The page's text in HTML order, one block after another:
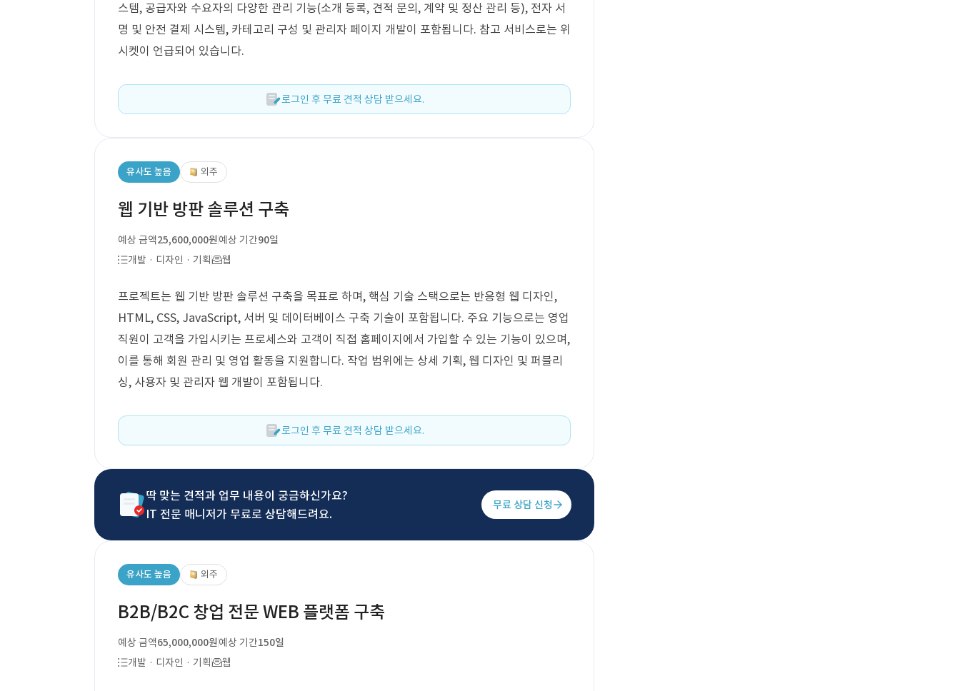
스템, 공급자와 수요자의 다양한 관리 기능(소개 등록, 견적 문의, 계약 및 정산 관리 등), 전자 서
명 및 안전 결제 시스템, 카테고리 구성 및 관리자 페이지 개발이 포함됩니다. 참고 서비스로는 위
시켓이 언급되어 있습니다.
로그인 후 무료 견적 상담 받으세요.
유사도 높음 외주
웹 기반 방판 솔루션 구축
예상 금액25,600,000원예상 기간90일
개발 · 디자인 · 기획
웹
프로젝트는 웹 기반 방판 솔루션 구축을 목표로 하며, 핵심 기술 스택으로는 반응형 웹 디자인,
HTML, CSS, JavaScript, 서버 및 데이터베이스 구축 기술이 포함됩니다. 주요 기능으로는 영업
직원이 고객을 가입시키는 프로세스와 고객이 직접 홈페이지에서 가입할 수 있는 기능이 있으며,
이를 통해 회원 관리 및 영업 활동을 지원합니다. 작업 범위에는 상세 기획, 웹 디자인 및 퍼블리
싱, 사용자 및 관리자 웹 개발이 포함됩니다.
로그인 후 무료 견적 상담 받으세요.
딱 맞는 견적과 업무 내용이 궁금하신가요?
IT 전문 매니저가 무료로 상담해드려요.
무료 상담 신청
유사도 높음 외주
B2B/B2C 창업 전문 WEB 플랫폼 구축
예상 금액65,000,000원예상 기간150일
개발 · 디자인 · 기획
웹